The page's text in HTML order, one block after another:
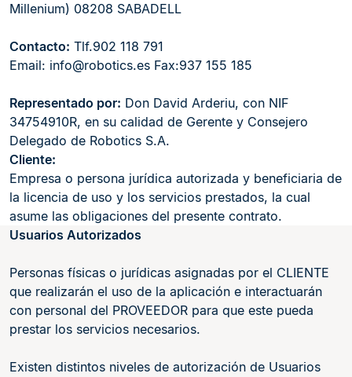
Millenium) 08208 SABADELL
Contacto: Tlf.902 118 791
Email: info@robotics.es Fax:937 155 185
Representado por: Don David Arderiu, con NIF
34754910R, en su calidad de Gerente y Consejero
Delegado de Robotics S.A.
Cliente:
Empresa o persona jurídica autorizada y beneficiaria de
la licencia de uso y los servicios prestados, la cual
asume las obligaciones del presente contrato.
Usuarios Autorizados
Personas físicas o jurídicas asignadas por el CLIENTE
que realizarán el uso de la aplicación e interactuarán
con personal del PROVEEDOR para que este pueda
prestar los servicios necesarios.
Existen distintos niveles de autorización de Usuarios